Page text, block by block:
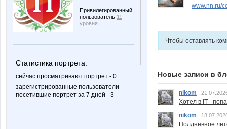
Привилегированный
пользователь 11
уровня
Статистика портрета:
сейчас просматривают портрет - 0
зарегистрированные пользователи
посетившие портрет за 7 дней - 3
www.nn.ru/
Чтобы оставлять
Новые записи в
nikom
Хотел в IT -
nikom
Полдневное